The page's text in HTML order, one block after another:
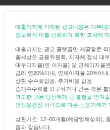
대출이지에 기재된 광고내용은 대부(
정보로서 이를 신뢰하여 취한 조치에
대출이지는 광고 플랫폼만 제공할뿐
출세상은 금융위원회, 지자체 정식 대
대부이자율(연 이자율) 및 연체이자율
금리 연20%이내, 연체이자율 20%이
상환 수수료없음. 추가비용 없음.
중개수수료를 요구하거나 받는 것은 불
과도한 빚은 당신에게 큰 불행을 안겨
인신용평점 하락으로 다른 금융거래가
상환기간: 12~60개월(해당업체상의),
음과 같습니다.